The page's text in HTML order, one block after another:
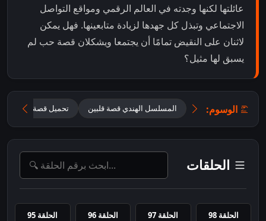
عائلتها لكنها وجدته في العالم الرقمي ومواقع التواصل
الاجتماعي وتبذل كل جهدها لزيادة متابعينها. فهل يمكن
لاثنان على النقيض تمامًا أن يجتمعا ويشكلان قصة حب لم
يسبق لها مثيل؟
الوسوم: المسلسل الهندي قصة قلبين تحميل قصة قلبين 2026 مترجم للعربية
الحلقات
الحلقة 98 الحلقة 97 الحلقة 96 الحلقة 95